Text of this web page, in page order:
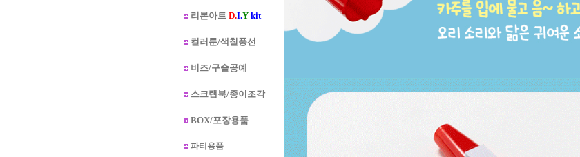
리본아트 D.I.Ykit
컬러룬/색칠풍선
비즈/구슬공예
스크랩북/종이조각
BOX/포장용품
파티용품